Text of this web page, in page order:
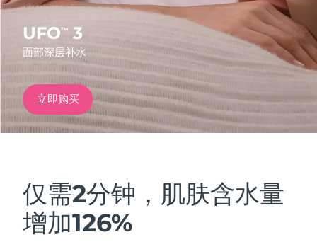
UFO™ 3
面部深层补水
立即购买
仅需2分钟，肌肤含水量
增加126%
特别优惠
红光疗法
预计送达日期8/9/26
德国 预计送达日期 8/9/26
加拿大 预计送达日期
奥地利 预计送达日期 8/9/26
巴林